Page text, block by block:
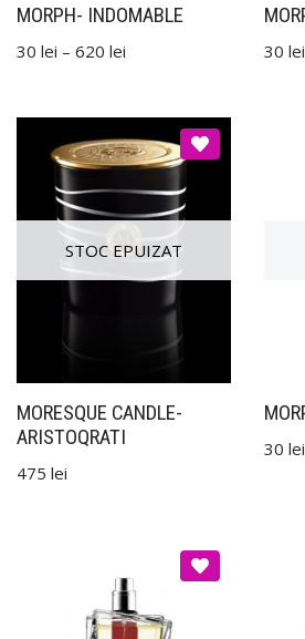
MORPH- INDOMABLE
30 lei – 620 lei 30 lei
MORESQUE CANDLE-
ARISTOQRATI
475 lei
30 lei